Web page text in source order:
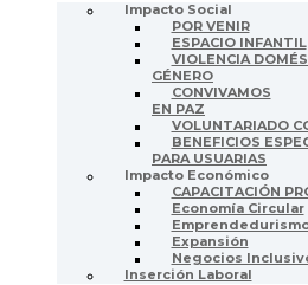
Impacto Social
POR VENIR
ESPACIO INFANTIL
VIOLENCIA
GÉNERO
CONVIVAMOS
EN PAZ
VOLUNTARIADO
BENEFICIOS
PARA USUARIAS
Impacto Económico
CAPACITACIÓN
Economía Circular
Expansión
Negocios
Inserción Laboral